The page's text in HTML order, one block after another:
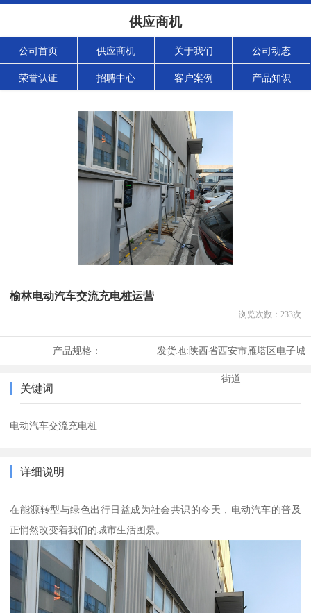
供应商机
公司首页 供应商机 关于我们 公司动态
荣誉认证 招聘中心 客户案例 产品知识
榆林电动汽车交流充电桩运营
浏览次数： 233次
产品规格： 发货地:陕西省西安市雁塔区电子城
街道
关键词
电动汽车交流充电桩
详细说明
在能源转型与绿色出行日益成为社会共识的今天，电动汽车的普及
正悄然改变着我们的城市生活图景。